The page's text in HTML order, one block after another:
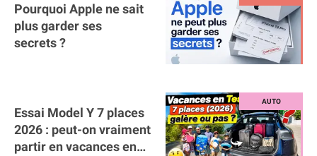
Pourquoi Apple ne sait
plus garder ses
secrets ?
Essai Model Y 7 places
2026 : peut-on vraiment
partir en vacances en